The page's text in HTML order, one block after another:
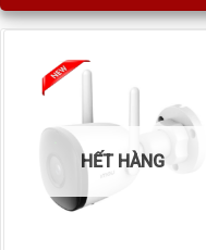
HẾT HÀNG